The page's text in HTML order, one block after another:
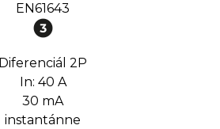
EN61643
Diferenciál 2P
In: 40 A
30 mA
instantánne